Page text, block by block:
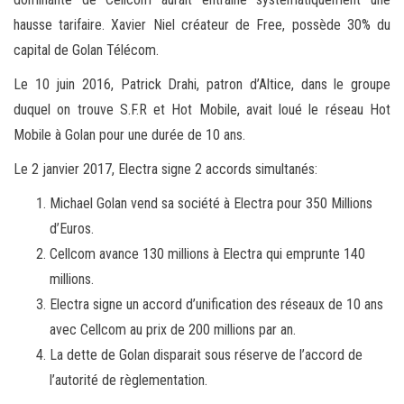
hausse tarifaire. Xavier Niel créateur de Free, possède 30% du
capital de Golan Télécom.
Le 10 juin 2016, Patrick Drahi, patron d’Altice, dans le groupe
duquel on trouve S.F.R et Hot Mobile, avait loué le réseau Hot
Mobile à Golan pour une durée de 10 ans.
Le 2 janvier 2017, Electra signe 2 accords simultanés:
Michael Golan vend sa société à Electra pour 350 Millions
d’Euros.
Cellcom avance 130 millions à Electra qui emprunte 140
millions.
Electra signe un accord d’unification des réseaux de 10 ans
avec Cellcom au prix de 200 millions par an.
La dette de Golan disparait sous réserve de l’accord de
l’autorité de règlementation.